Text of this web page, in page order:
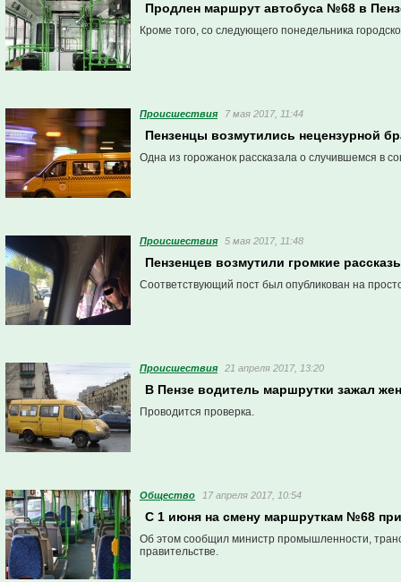
Продлен маршрут автобуса №68 в
Кроме того, со следующего понедельника
Проиcшествия 7 мая 2017, 11:44
Пензенцы возмутились нецензурной
Одна из горожанок рассказала о случившемся в
Проиcшествия 5 мая 2017, 11:48
Пензенцев возмутили громкие
Соответствующий пост был опубликован на
Проиcшествия 21 апреля 2017, 13:20
В Пензе водитель маршрутки зажал
Проводится проверка.
Общество 17 апреля 2017, 10:54
С 1 июня на смену маршруткам №68
Об этом сообщил министр промышленности,
правительстве.